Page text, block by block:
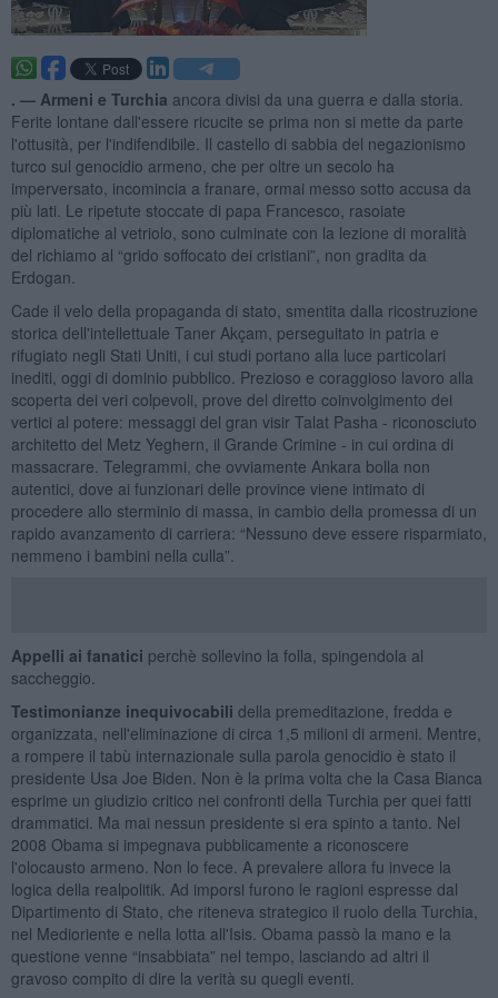
. — Armeni e Turchia ancora divisi da una guerra e dalla storia.
Ferite lontane dall'essere ricucite se prima non si mette da parte
l'ottusità, per l'indifendibile. Il castello di sabbia del negazionismo
turco sul genocidio armeno, che per oltre un secolo ha
imperversato, incomincia a franare, ormai messo sotto accusa da
più lati. Le ripetute stoccate di papa Francesco, rasoiate
diplomatiche al vetriolo, sono culminate con la lezione di moralità
del richiamo al “grido soffocato dei cristiani”, non gradita da
Erdogan.
Cade il velo della propaganda di stato, smentita dalla ricostruzione
storica dell'intellettuale Taner Akçam, perseguitato in patria e
rifugiato negli Stati Uniti, i cui studi portano alla luce particolari
inediti, oggi di dominio pubblico. Prezioso e coraggioso lavoro alla
scoperta dei veri colpevoli, prove del diretto coinvolgimento dei
vertici al potere: messaggi del gran visir Talat Pasha - riconosciuto
architetto del Metz Yeghern, il Grande Crimine - in cui ordina di
massacrare. Telegrammi, che ovviamente Ankara bolla non
autentici, dove ai funzionari delle province viene intimato di
procedere allo sterminio di massa, in cambio della promessa di un
rapido avanzamento di carriera: “Nessuno deve essere risparmiato,
nemmeno i bambini nella culla”.
Appelli ai fanatici perchè sollevino la folla, spingendola al
saccheggio.
Testimonianze inequivocabili della premeditazione, fredda e
organizzata, nell'eliminazione di circa 1,5 milioni di armeni. Mentre,
a rompere il tabù internazionale sulla parola genocidio è stato il
presidente Usa Joe Biden. Non è la prima volta che la Casa Bianca
esprime un giudizio critico nei confronti della Turchia per quei fatti
drammatici. Ma mai nessun presidente si era spinto a tanto. Nel
2008 Obama si impegnava pubblicamente a riconoscere
l'olocausto armeno. Non lo fece. A prevalere allora fu invece la
logica della realpolitik. Ad imporsi furono le ragioni espresse dal
Dipartimento di Stato, che riteneva strategico il ruolo della Turchia,
nel Medioriente e nella lotta all'Isis. Obama passò la mano e la
questione venne “insabbiata” nel tempo, lasciando ad altri il
gravoso compito di dire la verità su quegli eventi.